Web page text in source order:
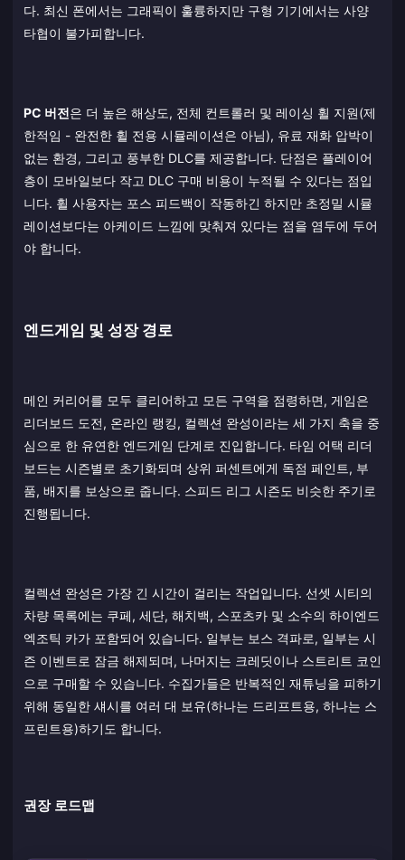
다. 최신 폰에서는 그래픽이 훌륭하지만 구형 기기에서는 사양
타협이 불가피합니다.
PC 버전은 더 높은 해상도, 전체 컨트롤러 및 레이싱 휠 지원(제
한적임 - 완전한 휠 전용 시뮬레이션은 아님), 유료 재화 압박이
없는 환경, 그리고 풍부한 DLC를 제공합니다. 단점은 플레이어
층이 모바일보다 작고 DLC 구매 비용이 누적될 수 있다는 점입
니다. 휠 사용자는 포스 피드백이 작동하긴 하지만 초정밀 시뮬
레이션보다는 아케이드 느낌에 맞춰져 있다는 점을 염두에 두어
야 합니다.
엔드게임 및 성장 경로
메인 커리어를 모두 클리어하고 모든 구역을 점령하면, 게임은
리더보드 도전, 온라인 랭킹, 컬렉션 완성이라는 세 가지 축을 중
심으로 한 유연한 엔드게임 단계로 진입합니다. 타임 어택 리더
보드는 시즌별로 초기화되며 상위 퍼센트에게 독점 페인트, 부
품, 배지를 보상으로 줍니다. 스피드 리그 시즌도 비슷한 주기로
진행됩니다.
컬렉션 완성은 가장 긴 시간이 걸리는 작업입니다. 선셋 시티의
차량 목록에는 쿠페, 세단, 해치백, 스포츠카 및 소수의 하이엔드
엑조틱 카가 포함되어 있습니다. 일부는 보스 격파로, 일부는 시
즌 이벤트로 잠금 해제되며, 나머지는 크레딧이나 스트리트 코인
으로 구매할 수 있습니다. 수집가들은 반복적인 재튜닝을 피하기
위해 동일한 섀시를 여러 대 보유(하나는 드리프트용, 하나는 스
프린트용)하기도 합니다.
권장 로드맵